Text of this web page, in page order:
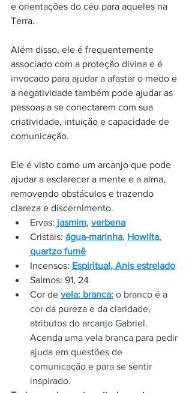
e orientações do céu para aqueles na
Terra.
Além disso, ele é frequentemente
associado com a proteção divina e é
invocado para ajudar a afastar o medo e
a negatividade também pode ajudar as
pessoas a se conectarem com sua
criatividade, intuição e capacidade de
comunicação.
Ele é visto como um arcanjo que pode
ajudar a esclarecer a mente e a alma,
removendo obstáculos e trazendo
clareza e discernimento.
Ervas: jasmim, verbena
Cristais: água-marinha, Howlita,
quartzo fumê
Incensos: Espiritual, Anis estrelado
Salmos: 91, 24
Cor de vela: branca: o branco é a
cor da pureza e da claridade,
atributos do arcanjo Gabriel.
Acenda uma vela branca para pedir
ajuda em questões de
comunicação e para se sentir
inspirado.